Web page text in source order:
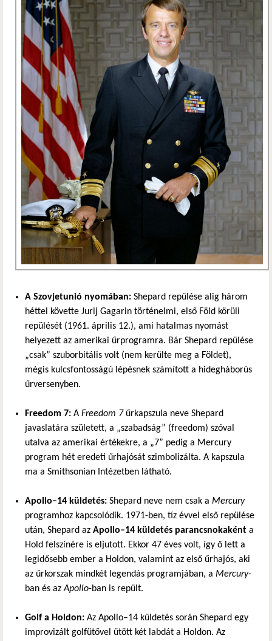
A Szovjetunió nyomában: Shepard repülése alig három
héttel követte Jurij Gagarin történelmi, első Föld körüli
repülését (1961. április 12.), ami hatalmas nyomást
helyezett az amerikai űrprogramra. Bár Shepard repülése
„csak” szuborbitális volt (nem kerülte meg a Földet),
mégis kulcsfontosságú lépésnek számított a hidegháborús
űrversenyben.
Freedom 7: A Freedom 7űrkapszula neve Shepard
javaslatára született, a „szabadság” (freedom) szóval
utalva az amerikai értékekre, a „7” pedig a Mercury
program hét eredeti űrhajósát szimbolizálta. A kapszula
ma a Smithsonian Intézetben látható.
Apollo–14 küldetés: Shepard neve nem csak a Mercury
programhoz kapcsolódik. 1971-ben, tíz évvel első repülése
után, Shepard az Apollo–14 küldetés parancsnokaként a
Hold felszínére is eljutott. Ekkor 47 éves volt, így ő lett a
legidősebb ember a Holdon, valamint az első űrhajós, aki
az űrkorszak mindkét legendás programjában, a Mercury-
ban és azApollo-ban is repült.
Golf a Holdon: Az Apollo–14 küldetés során Shepard egy
improvizált golfütővel ütött két labdát a Holdon. Az